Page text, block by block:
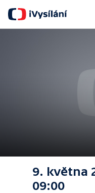
9. května
09:00